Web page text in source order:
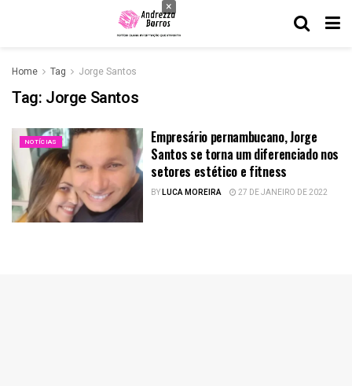
Home Tag Jorge Santos
Tag: Jorge Santos
NOTÍCIAS
Empresário pernambucano, Jorge
Santos se torna um diferenciado nos
setores estético e fitness
BYLUCA MOREIRA 27 DE JANEIRO DE 2022
×